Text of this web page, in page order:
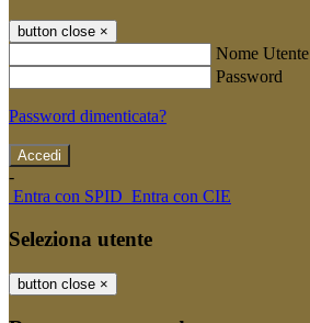
button close ×
Nome Utente
Password
Password dimenticata?
-
Entra con SPID Entra con CIE
Seleziona utente
button close ×